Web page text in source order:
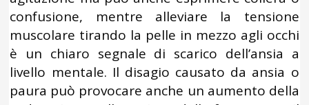
confusione, mentre alleviare la tensione
muscolare tirando la pelle in mezzo agli occhi
è un chiaro segnale di scarico dell’ansia a
livello mentale. Il disagio causato da ansia o
paura può provocare anche un aumento della